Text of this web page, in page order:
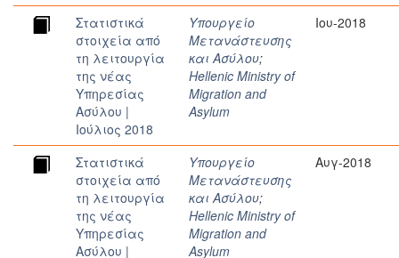
Στατιστικά
στοιχεία από
τη λειτουργία
της νέας
Υπηρεσίας
Ασύλου |
Ιούλιος 2018
Υπουργείο
Μετανάστευσης
και Ασύλου;
Hellenic Ministry of
Migration and
Asylum
Ιου-2018
Στατιστικά
στοιχεία από
τη λειτουργία
της νέας
Υπηρεσίας
Ασύλου |
Υπουργείο
Μετανάστευσης
και Ασύλου;
Hellenic Ministry of
Migration and
Asylum
Αυγ-2018